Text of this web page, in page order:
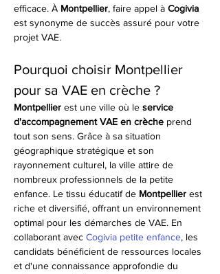
efficace. À Montpellier, faire appel à Cogivia
est synonyme de succès assuré pour votre
projet VAE.
Pourquoi choisir Montpellier
pour sa VAE en crèche ?
Montpellier est une ville où le service
d'accompagnement VAE en crèche prend
tout son sens. Grâce à sa situation
géographique stratégique et son
rayonnement culturel, la ville attire de
nombreux professionnels de la petite
enfance. Le tissu éducatif de Montpellier est
riche et diversifié, offrant un environnement
optimal pour les démarches de VAE. En
collaborant avec Cogivia petite enfance, les
candidats bénéficient de ressources locales
et d'une connaissance approfondie du